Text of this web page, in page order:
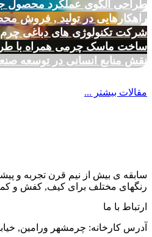
طراحی الگوی عملکرد محصول
راهکارهایی در تولید , فروش
شرکت تکنولوژی های دباغی چرم Simac 2021
ساخت ماسک چرمی همراه با
نقش منابع انسانی در توسعه
مقالات بیشتر ...
سابقه ی بیش از نیم قرن تجربه و
رنگهای مختلف برای کیف, کفش و
ارتباط با ما
آدرس کارخانه: چرمشهر ورامین, خیابان البرز, خیابان